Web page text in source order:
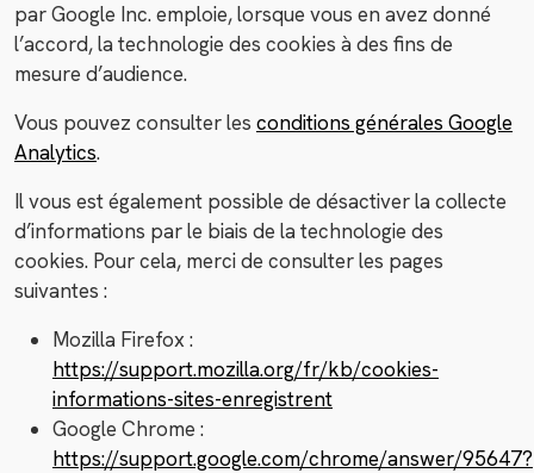
par Google Inc. emploie, lorsque vous en avez donné
l’accord, la technologie des cookies à des fins de
mesure d’audience.
Vous pouvez consulter les conditions générales Google
Analytics.
Il vous est également possible de désactiver la collecte
d’informations par le biais de la technologie des
cookies. Pour cela, merci de consulter les pages
suivantes :
Mozilla Firefox :
https://support.mozilla.org/fr/kb/cookies-
informations-sites-enregistrent
Google Chrome :
https://support.google.com/chrome/answer/95647?